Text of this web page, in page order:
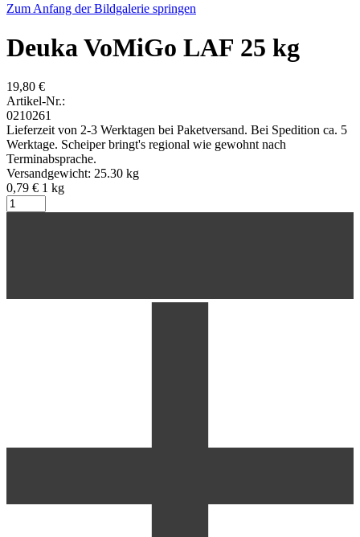
Zum Anfang der Bildgalerie springen
Deuka VoMiGo LAF 25 kg
19,80 €
Artikel-Nr.:
0210261
Lieferzeit von 2-3 Werktagen bei Paketversand. Bei Spedition ca. 5
Werktage. Scheiper bringt's regional wie gewohnt nach
Terminabsprache.
Versandgewicht: 25.30 kg
0,79 € 1 kg